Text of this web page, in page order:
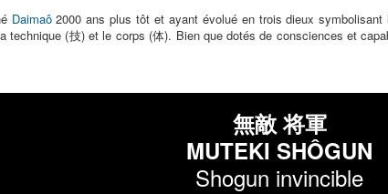
Daimaô2000 ans plus tôt et ayant évolué en trois dieux
(技) et le corps (体). Bien que dotés de consciences et
無敵 将軍
MUTEKI SHÔGUN
Shogun invincible